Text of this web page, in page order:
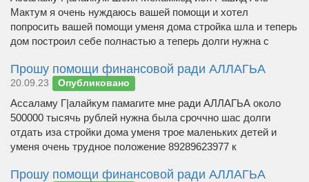
Мактум я очень нуждаюсь вашей помощи и хотел
попросить вашей помощи уменя дома стройка шла и теперь
дом построил себе полнастью а теперь долги нужна с
Прошу помощи финансовой ради АЛЛАГЬА
20.09.23 Опубликовано
Ассаламу Г|алайкум памагите мне ради АЛЛАГЬА около
500000 тысячь рублей нужна была сроччно шас долги
отдать иза стройки дома уменя трое маленьких детей и
уменя очень трудное положение 89289623977 к
Прошу помощи финансовой ради АЛЛАГЬА